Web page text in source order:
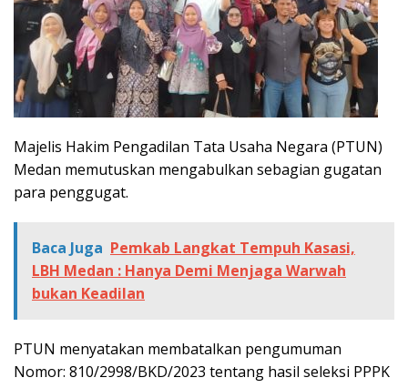
Majelis Hakim Pengadilan Tata Usaha Negara (PTUN)
Medan memutuskan mengabulkan sebagian gugatan
para penggugat.
Baca Juga Pemkab Langkat Tempuh Kasasi,
LBH Medan : Hanya Demi Menjaga Warwah
bukan Keadilan
PTUN menyatakan membatalkan pengumuman
Nomor: 810/2998/BKD/2023 tentang hasil seleksi PPPK